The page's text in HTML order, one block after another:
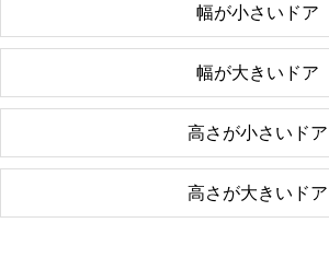
幅が小さいドア
幅が大きいドア
高さが小さいドア
高さが大きいドア